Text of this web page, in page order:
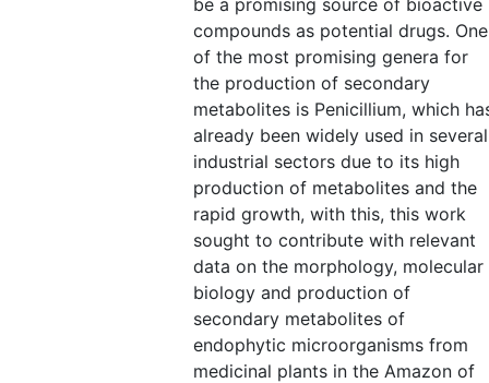
be a promising source of bioactive
compounds as potential drugs. One
of the most promising genera for
the production of secondary
metabolites is Penicillium, which
already been widely used in several
industrial sectors due to its high
production of metabolites and the
rapid growth, with this, this work
sought to contribute with relevant
data on the morphology, molecular
biology and production of
secondary metabolites of
endophytic microorganisms from
medicinal plants in the Amazon of